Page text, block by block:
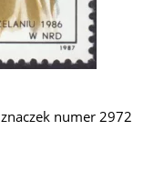
numer 2972